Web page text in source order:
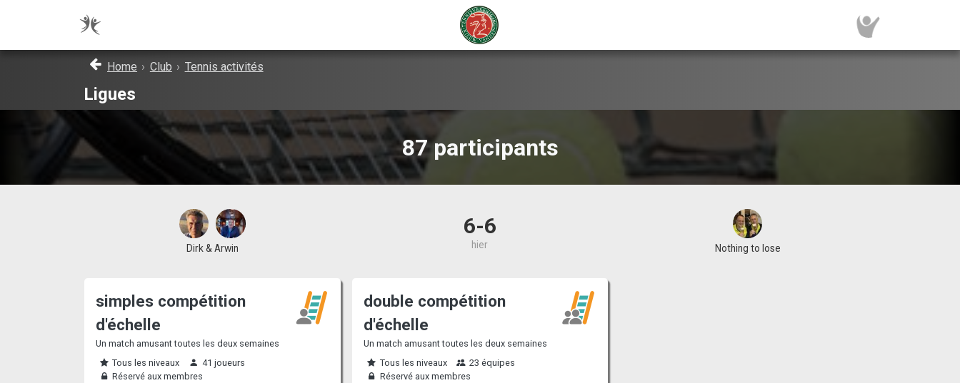
Home › Club › Tennis activités
Ligues
87 participants
Dirk & Arwin
6-6
hier Nothing to lose
simples compétition
d'échelle
Un match amusant toutes les deux semaines
Tous les niveaux
41 joueurs
Réservé aux membres
double compétition
d'échelle
Un match amusant toutes les deux semaines
Tous les niveaux
23 équipes
Réservé aux membres